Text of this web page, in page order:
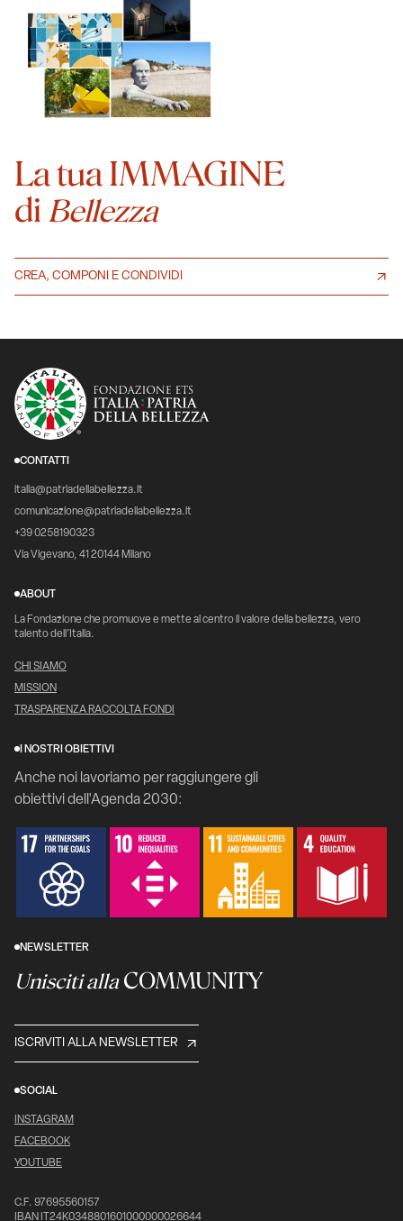
La tua IMMAGINE
di Bellezza
CREA, COMPONI E CONDIVIDI
CONTATTI
italia@patriadellabellezza.it
comunicazione@patriadellabellezza.it
+39 0258190323
Via Vigevano, 41 20144 Milano
ABOUT
La Fondazione che promuove e mette al centro il valore della bellezza, vero
talento dell’Italia.
CHI SIAMO
MISSION
TRASPARENZA RACCOLTA FONDI
I NOSTRI OBIETTIVI
Anche noi lavoriamo per raggiungere gli
obiettivi dell'Agenda 2030:
NEWSLETTER
Unisciti allaCOMMUNITY
ISCRIVITI ALLA NEWSLETTER
SOCIAL
INSTAGRAM
FACEBOOK
YOUTUBE
C.F. 97695560157
IBAN IT24K0348801601000000026644